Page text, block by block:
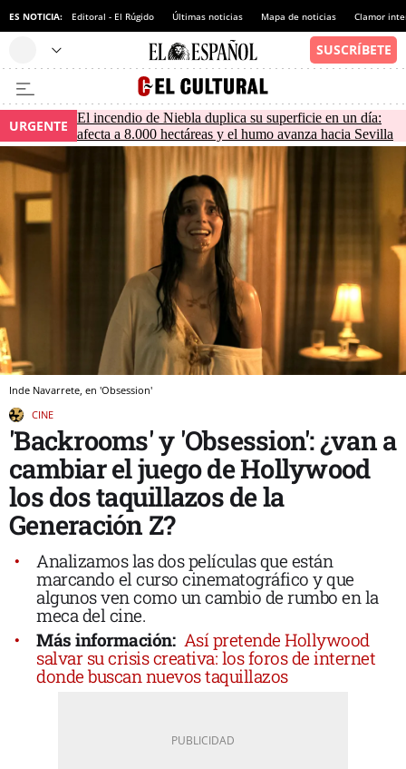
ES NOTICIA: Editoral - El Rúgido Últimas noticias Mapa de noticias Clamor
URGENTE
El incendio de Niebla duplica su superficie en un día:
afecta a 8.000 hectáreas y el humo avanza hacia Sevilla
Inde Navarrete, en 'Obsession'
CINE
'Backrooms' y 'Obsession': ¿van a
cambiar el juego de Hollywood
los dos taquillazos de la
Generación Z?
Analizamos las dos películas que están
marcando el curso cinematográfico y que
algunos ven como un cambio de rumbo en la
meca del cine.
Más información: Así pretende Hollywood
salvar su crisis creativa: los foros de internet
donde buscan nuevos taquillazos